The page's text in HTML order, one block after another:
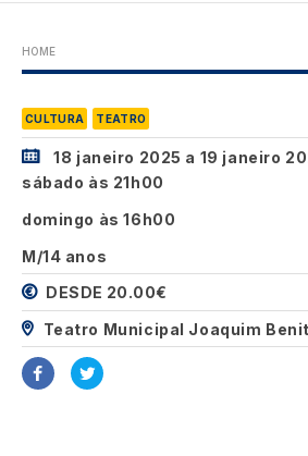
HOME
CULTURA TEATRO
18 janeiro 2025 a 19 janeiro
sábado às 21h00
domingo às 16h00
M/14 anos
DESDE 20.00€
Teatro Municipal Joaquim